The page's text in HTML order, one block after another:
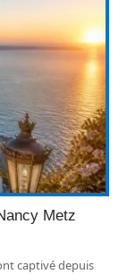
Metz
captivé depuis